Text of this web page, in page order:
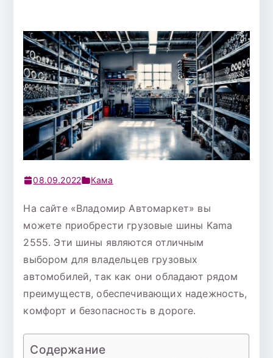
08.09.2022 Кама
На сайте «Владомир Автомаркет» вы
можете приобрести грузовые шины Kama
2555. Эти шины являются отличным
выбором для владельцев грузовых
автомобилей, так как они обладают рядом
преимуществ, обеспечивающих надежность,
комфорт и безопасность в дороге.
Содержание